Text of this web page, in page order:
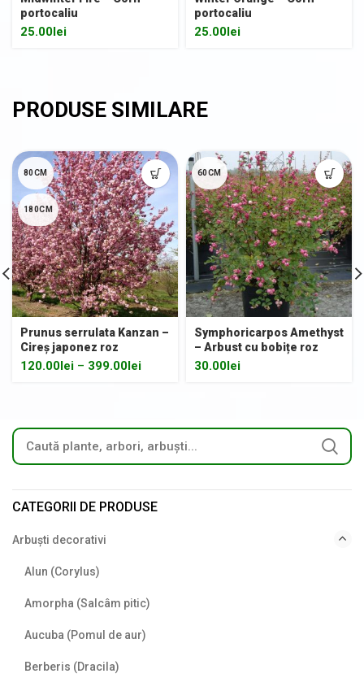
portocaliu
25.00lei
portocaliu
25.00lei
80CM
180CM
Prunus serrulata Kanzan –
Cireș japonez roz
120.00lei – 399.00lei
60CM
Symphoricarpos Amethyst
– Arbust cu bobițe roz
30.00lei
CATEGORII DE PRODUSE
Arbuști decorativi
Alun (Corylus)
Amorpha (Salcâm pitic)
Aucuba (Pomul de aur)
Berberis (Dracila)